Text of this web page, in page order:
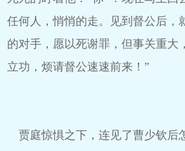
任何人，悄悄的走。见到督公后，
的对手，愿以死谢罪，但事关重大
立功，烦请督公速速前来！”
贾庭惊惧之下，连见了曹少钦后